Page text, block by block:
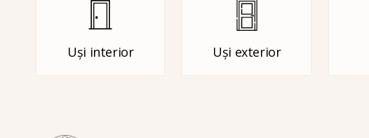
Uși interior Uși exterior